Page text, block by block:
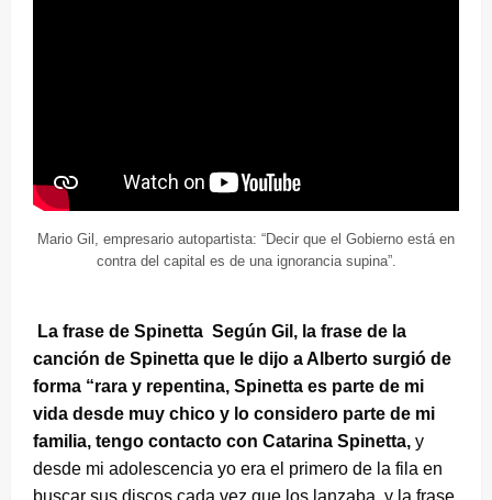
Mario Gil, empresario autopartista: “Decir que el Gobierno está en
contra del capital es de una ignorancia supina”.
La frase de Spinetta Según Gil, la frase de la
canción de Spinetta que le dijo a Alberto surgió de
forma “rara y repentina, Spinetta es parte de mi
vida desde muy chico y lo considero parte de mi
familia, tengo contacto con Catarina Spinetta, y
desde mi adolescencia yo era el primero de la fila en